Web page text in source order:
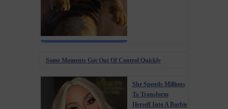
Some Moments Got Out Of Control Quickly
She Spends Millions
To Transform
Herself Into A Barbie